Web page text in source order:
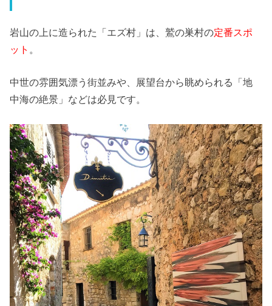
岩山の上に造られた「エズ村」は、鷲の巣村の定番スポ
ット 。
中世の雰囲気漂う街並みや、展望台から眺められる「地
中海の絶景」などは必見です。